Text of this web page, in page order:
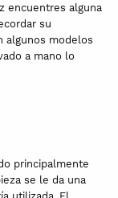
encuentres alguna
su
algunos modelos
a mano lo
principalmente
se le da una